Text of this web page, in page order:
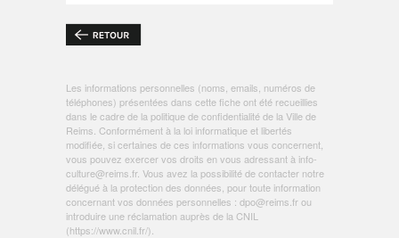
Les informations personnelles (noms, emails, numéros de
téléphones) présentées dans cette fiche ont été recueillies
dans le cadre de la politique deconfidentialité de la Ville de
Reims . Conformément à la loi informatique et libertés
modifiée, si certaines de ces informations vous concernent,
vous pouvez exercer vos droits en vous adressant à info-
culture@reims.fr. Vous avez la possibilité de contacter notre
délégué à la protection des données, pour toute information
concernant vos données personnelles : dpo@reims.frou
introduire une réclamation auprès de la CNIL
(https://www.cnil.fr/).